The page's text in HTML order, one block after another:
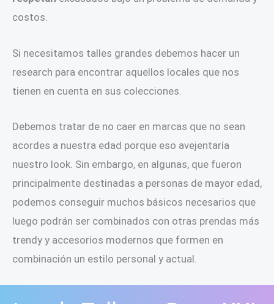
costos.
Si necesitamos talles grandes debemos hacer un
research para encontrar aquellos locales que nos
tienen en cuenta en sus colecciones.
Debemos tratar de no caer en marcas que no sean
acordes a nuestra edad porque eso avejentaría
nuestro look. Sin embargo, en algunas, que fueron
principalmente destinadas a personas de mayor edad,
podemos conseguir muchos básicos necesarios que
luego podrán ser combinados con otras prendas más
trendy y accesorios modernos que formen en
combinación un estilo personal y actual.